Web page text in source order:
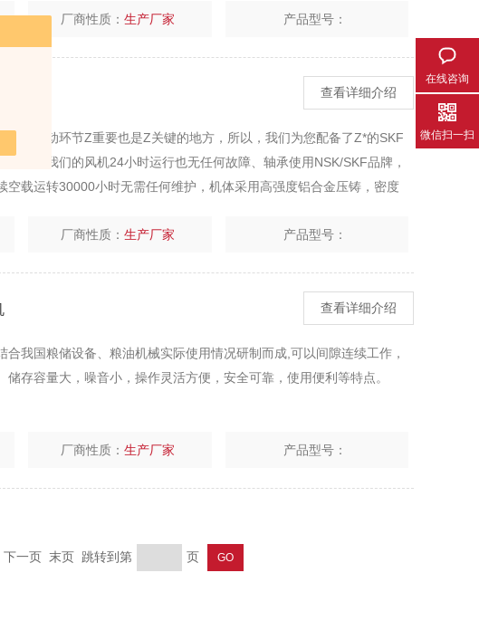
厂商性质：生产厂家 产品型号：
查看详细介绍
所有传动环节Z重要也是Z关键的地方，所以，我们为您配备了Z*的SKF
到，让我们的风机24小时运行也无任何故障、轴承使用NSK/SKF品牌，
空载运转30000小时无需任何维护，机体采用高强度铝合金压铸，密度
厂商性质：生产厂家 产品型号：
查看详细介绍
合我国粮储设备、粮油机械实际使用情况研制而成,可以间隙连续工作，
存容量大，噪音小，操作灵活方便，安全可靠，使用便利等特点。
厂商性质：生产厂家 产品型号：
一页 末页 跳转到第 页
在线咨询
微信扫一扫